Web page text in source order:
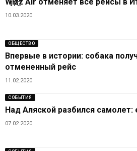
Wizz Air отменяет все рейсы в
10.03.2020
ОБЩЕСТВО
Впервые в истории: собака
отмененный рейс
11.02.2020
СОБЫТИЯ
Над Аляской разбился
07.02.2020